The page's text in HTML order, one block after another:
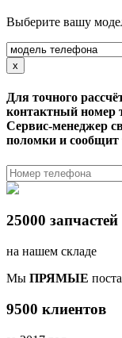
Выберите вашу
x
Для точного
контактный номер
Сервис-менеджер
поломки и сообщит
25000 запчастей
на нашем складе
Мы ПРЯМЫЕ
9500 клиентов